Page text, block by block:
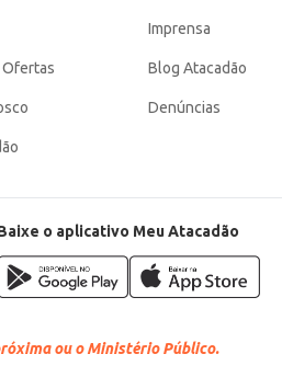
Imprensa
Blog Atacadão
Denúncias
o aplicativo Meu Atacadão
ou o Ministério Público.